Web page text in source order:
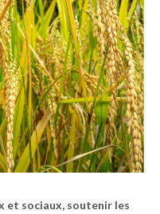
et sociaux, soutenir les